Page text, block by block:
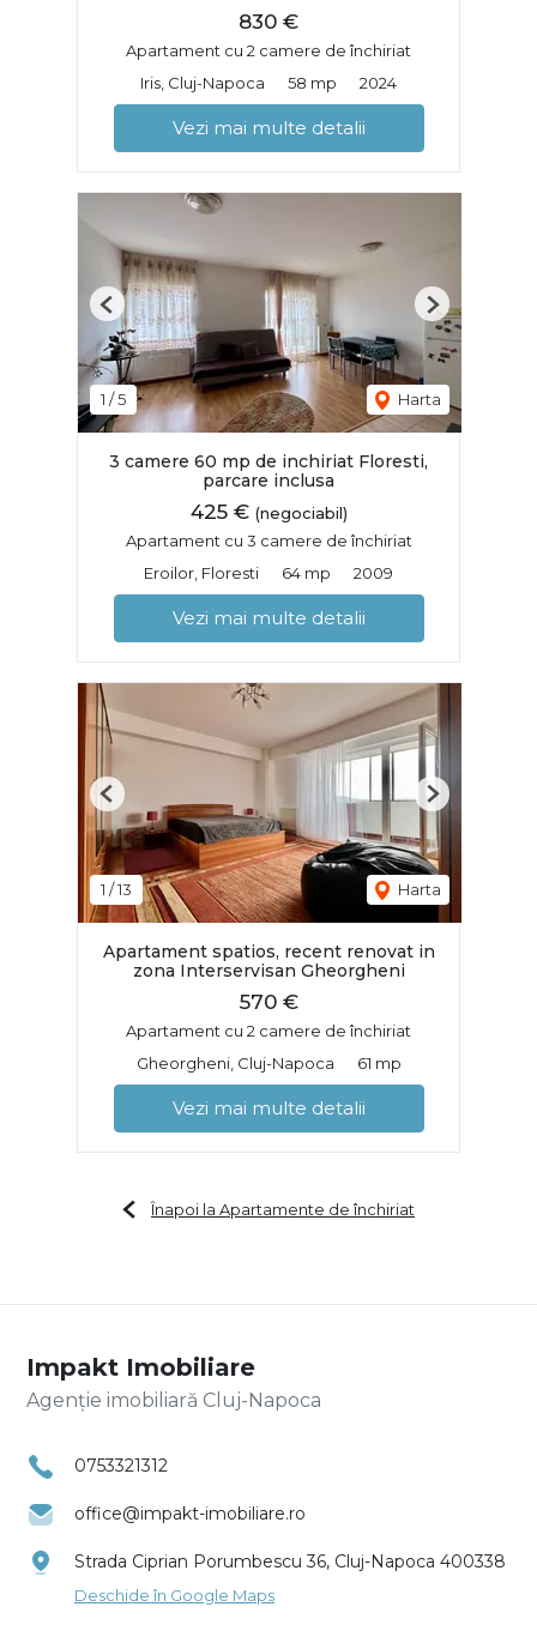
830 €
Apartament cu 2 camere de închiriat
Iris, Cluj-Napoca
58 mp 2024
Vezi mai multe detalii
1 /5 Harta
Previous Next
3 camere 60 mp de inchiriat Floresti,
parcare inclusa
425 € (negociabil)
Apartament cu 3 camere de închiriat
Eroilor, Floresti
64 mp 2009
Vezi mai multe detalii
1 /13 Harta
Previous Next
Apartament spatios, recent renovat in
zona Interservisan Gheorgheni
570 €
Apartament cu 2 camere de închiriat
Gheorgheni, Cluj-Napoca
61 mp
Vezi mai multe detalii
Înapoi la Apartamente de închiriat
Impakt Imobiliare
Agenție imobiliară Cluj-Napoca
0753321312
office@impakt-imobiliare.ro
Strada Ciprian Porumbescu 36, Cluj-Napoca 400338
Deschide în Google Maps